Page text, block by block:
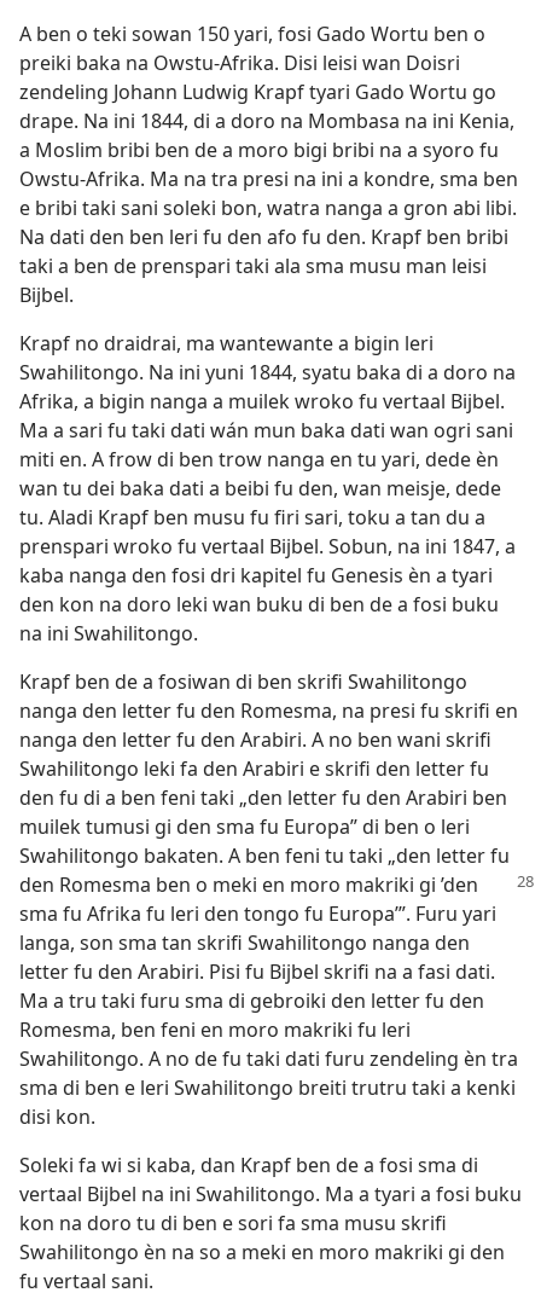
A ben o teki sowan 150 yari, fosi Gado Wortu ben o
preiki baka na Owstu-Afrika. Disi leisi wan Doisri
zendeling Johann Ludwig Krapf tyari Gado Wortu go
drape. Na ini 1844, di a doro na Mombasa na ini Kenia,
a Moslim bribi ben de a moro bigi bribi na a syoro fu
Owstu-Afrika. Ma na tra presi na ini a kondre, sma ben
e bribi taki sani soleki bon, watra nanga a gron abi libi.
Na dati den ben leri fu den afo fu den. Krapf ben bribi
taki a ben de prenspari taki ala sma musu man leisi
Bijbel.
Krapf no draidrai, ma wantewante a bigin leri
Swahilitongo. Na ini yuni 1844, syatu baka di a doro na
Afrika, a bigin nanga a muilek wroko fu vertaal Bijbel.
Ma a sari fu taki dati wán mun baka dati wan ogri sani
miti en. A frow di ben trow nanga en tu yari, dede èn
wan tu dei baka dati a beibi fu den, wan meisje, dede
tu. Aladi Krapf ben musu fu firi sari, toku a tan du a
prenspari wroko fu vertaal Bijbel. Sobun, na ini 1847, a
kaba nanga den fosi dri kapitel fu Genesis èn a tyari
den kon na doro leki wan buku di ben de a fosi buku
na ini Swahilitongo.
Krapf ben de a fosiwan di ben skrifi Swahilitongo
nanga den letter fu den Romesma, na presi fu skrifi en
nanga den letter fu den Arabiri. A no ben wani skrifi
Swahilitongo leki fa den Arabiri e skrifi den letter fu
den fu di a ben feni taki „den letter fu den Arabiri ben
muilek tumusi gi den sma fu Europa” di ben o leri
Swahilitongo bakaten. A ben feni tu taki „den letter fu
den Romesma ben o meki en moro makriki gi ’den
sma fu Afrika fu leri den tongo fu Europa’”. Furu yari
langa, son sma tan skrifi Swahilitongo nanga den
letter fu den Arabiri. Pisi fu Bijbel skrifi na a fasi dati.
Ma a tru taki furu sma di gebroiki den letter fu den
Romesma, ben feni en moro makriki fu leri
Swahilitongo. A no de fu taki dati furu zendeling èn tra
sma di ben e leri Swahilitongo breiti trutru taki a kenki
disi kon.
Soleki fa wi si kaba, dan Krapf ben de a fosi sma di
vertaal Bijbel na ini Swahilitongo. Ma a tyari a fosi buku
kon na doro tu di ben e sori fa sma musu skrifi
Swahilitongo èn na so a meki en moro makriki gi den
fu vertaal sani.